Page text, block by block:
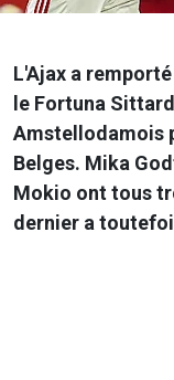
L'Ajax a
le Fortuna
Amstellodamois
Belges. Mika
Mokio ont tous
dernier a